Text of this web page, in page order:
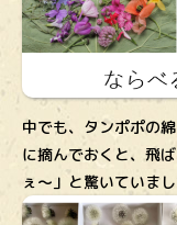
中でも、タンポポの
に摘んでおくと、飛
ぇ～」と驚いていまし